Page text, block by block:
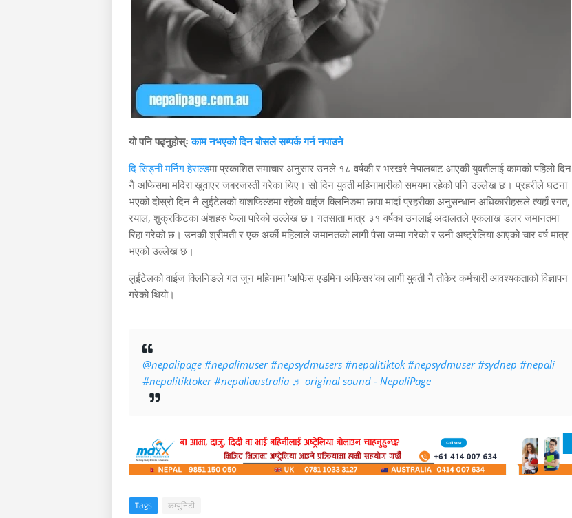
यो पनि पढ्नुहोस्ः काम नभएको दिन बोसले सम्पर्क गर्न नपाउने
दि सिड्नी मर्निंग हेराल्डमा प्रकाशित समाचार अनुसार उनले १८ वर्षकी र भरखरै नेपालबाट आएकी युवतीलाई कामको पहिलो दिन
नै अफिसमा मदिरा खुवाएर जबरजस्ती गरेका थिए। सो दिन युवती महिनामारीको समयमा रहेको पनि उल्लेख छ। प्रहरीले घटना
भएको दोस्रो दिन नै लुईंटेलको याशफिल्डमा रहेको वाईज क्लिनिङमा छापा मार्दा प्रहरीका अनुसन्धान अधिकारीहरूले त्यहाँ रगत,
रयाल, शुक्रकिटका अंशहरु फेला पारेको उल्लेख छ। गतसाता मात्र ३१ वर्षका उनलाई अदालतले एकलाख डलर जमानतमा
रिहा गरेको छ। उनकी श्रीमती र एक अर्की महिलाले जमानतको लागी पैसा जम्मा गरेको र उनी अष्ट्रेलिया आएको चार वर्ष मात्र
भएको उल्लेख छ।
लुईंटेलको वाईज क्लिनिङले गत जुन महिनामा 'अफिस एडमिन अफिसर'का लागी युवती नै तोकेर कर्मचारी आवश्यकताको विज्ञापन
गरेको थियो।
@nepalipage #nepalimuser #nepsydmusers #nepalitiktok #nepsydmuser #sydnep #nepali
#nepalitiktoker #nepaliaustralia ♬ original sound - NepaliPage
Tags कम्युनिटी